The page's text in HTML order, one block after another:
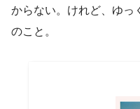
からない。けれど、ゆっ
のこと。